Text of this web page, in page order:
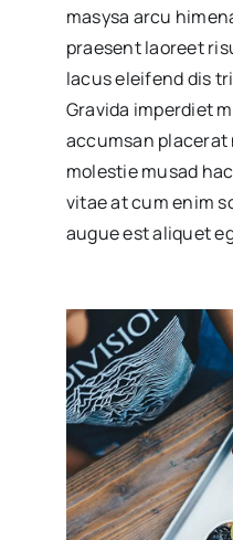
masysa arcu
praesent laoreet
lacus eleifend dis
Gravida imperdiet
accumsan placerat
molestie musad
vitae at cum enim
augue est aliquet